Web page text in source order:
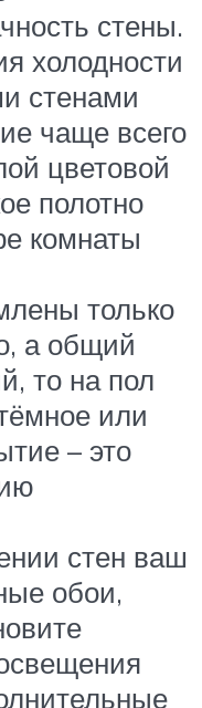
стены.
холодности
стенами
чаще всего
цветовой
полотно
комнаты
только
а общий
то на пол
или
– это
стен ваш
обои,